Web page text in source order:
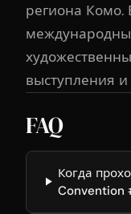
региона Комо.
выступления
FAQ
Когда
Convention